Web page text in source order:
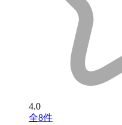
4.0
全8件